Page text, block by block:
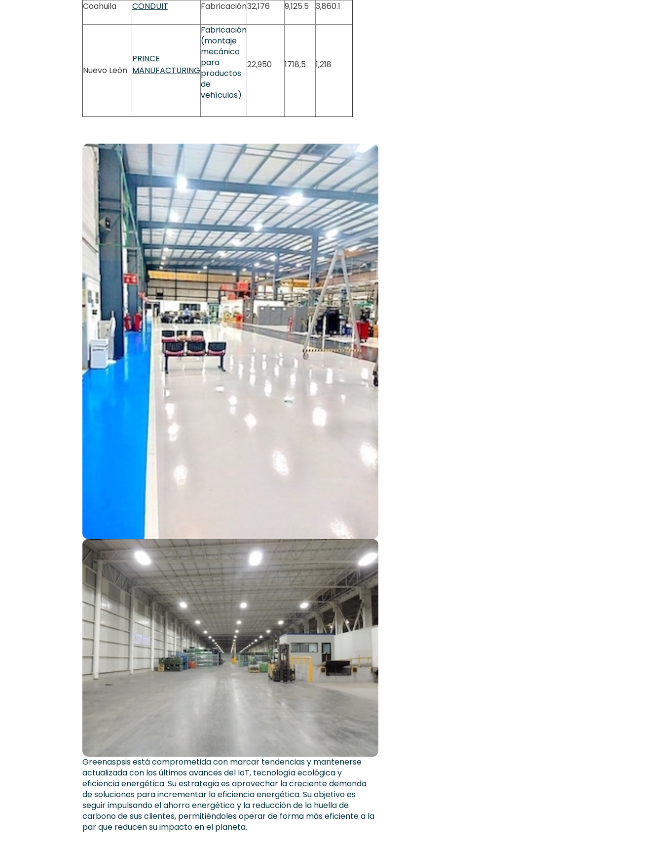
Coahuila CONDUIT Fabricación32,176 9,125.5 3,860.1
Nuevo León
PRINCE
MANUFACTURING
Fabricación
(montaje
mecánico
para
productos
de
vehículos)
22,950 1718,5 1,218
Greenaspsis está comprometida con marcar tendencias y mantenerse
actualizada con los últimos avances del IoT, tecnología ecológica y
eficiencia energética. Su estrategia es aprovechar la creciente demanda
de soluciones para incrementar la eficiencia energética. Su objetivo es
seguir impulsando el ahorro energético y la reducción de la huella de
carbono de sus clientes, permitiéndoles operar de forma más eficiente a la
par que reducen su impacto en el planeta.